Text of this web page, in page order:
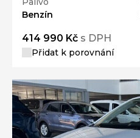
Benzín
414 990 Kč s DPH
Přidat k porovnání